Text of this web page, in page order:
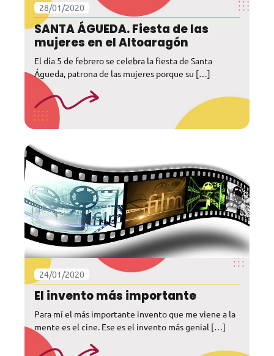
28/01/2020
SANTA ÁGUEDA. Fiesta de las
mujeres en el Altoaragón
El día 5 de febrero se celebra la fiesta de Santa
Águeda, patrona de las mujeres porque su […]
24/01/2020
El invento más importante
Para mí el más importante invento que me viene a la
mente es el cine. Ese es el invento más genial […]